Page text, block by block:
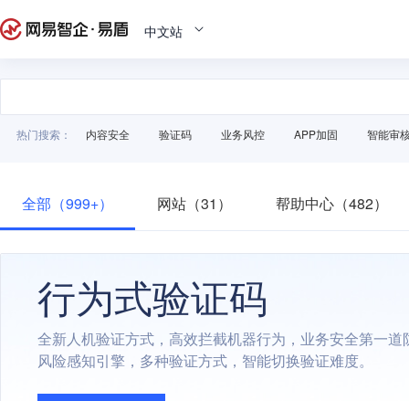
中文站
热门搜索： 内容安全 验证码 业务风控 APP加固 智能审
全部（999+） 网站（31） 帮助中心（482）
行为式验证码
全新人机验证方式，高效拦截机器行为，业务安全第一道
风险感知引擎，多种验证方式，智能切换验证难度。